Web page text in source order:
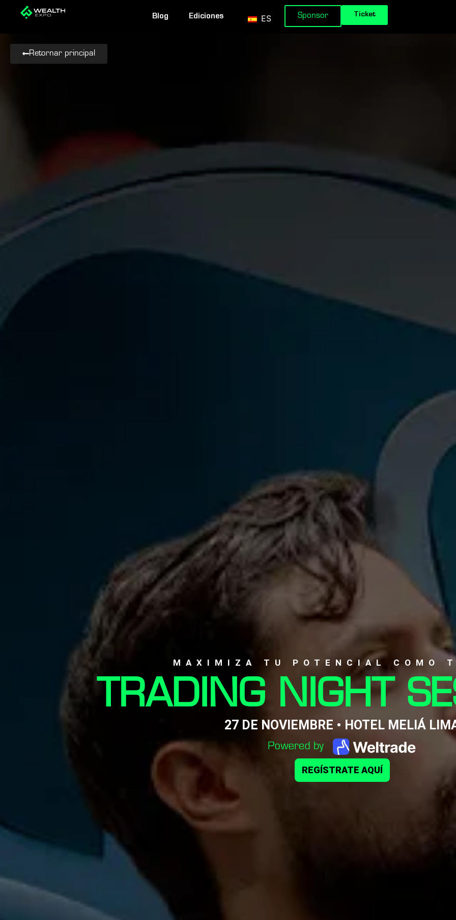
Blog Ediciones ES Sponsor Ticket
Retornar principal
MAXIMIZA TU POTENCIAL COMO
TRADING NIGHT
27 DE NOVIEMBRE • HOTEL MELIÁ
REGÍSTRATE AQUÍ